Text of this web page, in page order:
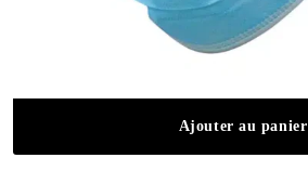
Ajouter au panier